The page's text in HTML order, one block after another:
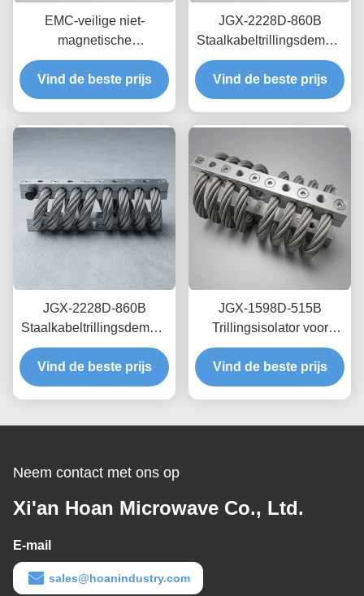
EMC-veilige niet-
magnetische
draadkabelisolator JGX-
2228D-665B Mount voor
tijdelijke schokdissipatie
Vind de beste prijs
JGX-2228D-860B
Staalkabeltrillingsdemper
Roestvrij Staal Lange
Levensduur Industriële
Schokdemper
Vind de beste prijs
JGX-2228D-860B
Staalkabeltrillingsdemper
Snel Prototypen Snelle
Montage Aanpasbare
Schokdemper
Vind de beste prijs
JGX-1598D-515B
Trillingsisolator voor
draadtouw met
schaalbare laadcapaciteit
en structuurgebaseerde
Vind de beste prijs
Neem contact met ons op
Xi'an Hoan Microwave Co., Ltd.
E-mail
sales@hoanindustry.com